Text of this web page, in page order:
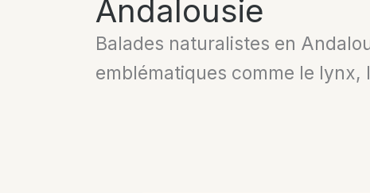
Andalousie
Balades naturalistes en
emblématiques comme le lynx,